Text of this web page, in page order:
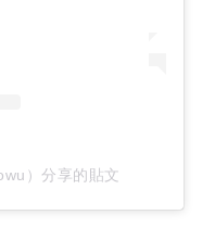
）分享的貼文